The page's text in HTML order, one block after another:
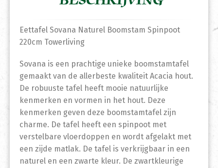
Eettafel Sovana Naturel Boomstam Spinpoot
220cm Towerliving
Sovana is een prachtige unieke boomstamtafel
gemaakt van de allerbeste kwaliteit Acacia hout.
De robuuste tafel heeft mooie natuurlijke
kenmerken en vormen in het hout. Deze
kenmerken geven deze boomstamtafel zijn
charme. De tafel heeft een spinpoot met
verstelbare vloerdoppen en wordt afgelakt met
een zijde matlak. De tafel is verkrijgbaar in een
naturel en een zwarte kleur. De zwartkleurige